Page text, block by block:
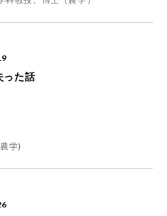
った話
学)